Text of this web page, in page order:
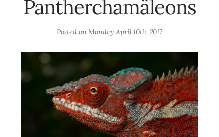
Pantherchamäleons
Posted on Monday April 10th, 2017